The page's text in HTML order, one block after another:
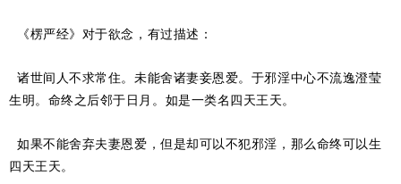
《楞严经》对于欲念，有过描述：
诸世间人不求常住。未能舍诸妻妾恩爱。于邪淫中心不流逸澄莹
生明。命终之后邻于日月。如是一类名四天王天。
如果不能舍弃夫妻恩爱，但是却可以不犯邪淫，那么命终可以生
四天王天。